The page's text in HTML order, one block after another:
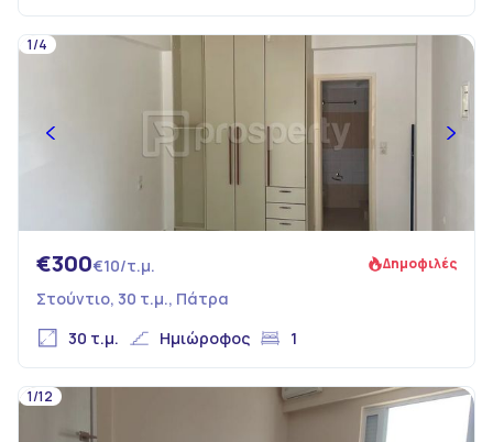
1/4
€300€10/τ.μ. Δημοφιλές
Στούντιο, 30 τ.μ., Πάτρα
30 τ.μ.
Ημιώροφος 1
1/12